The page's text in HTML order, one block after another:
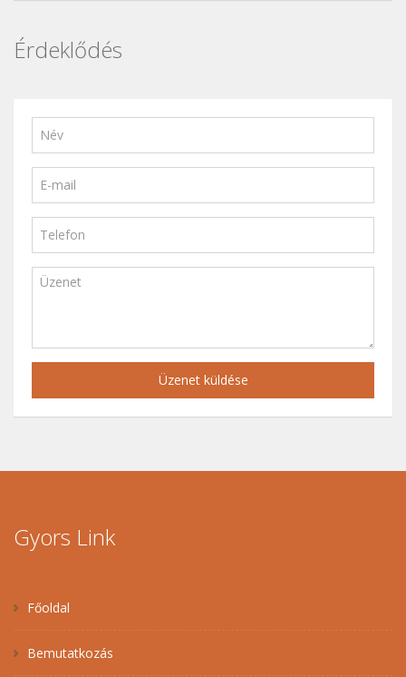
Érdeklődés
Üzenet küldése
Gyors Link
Főoldal
Bemutatkozás